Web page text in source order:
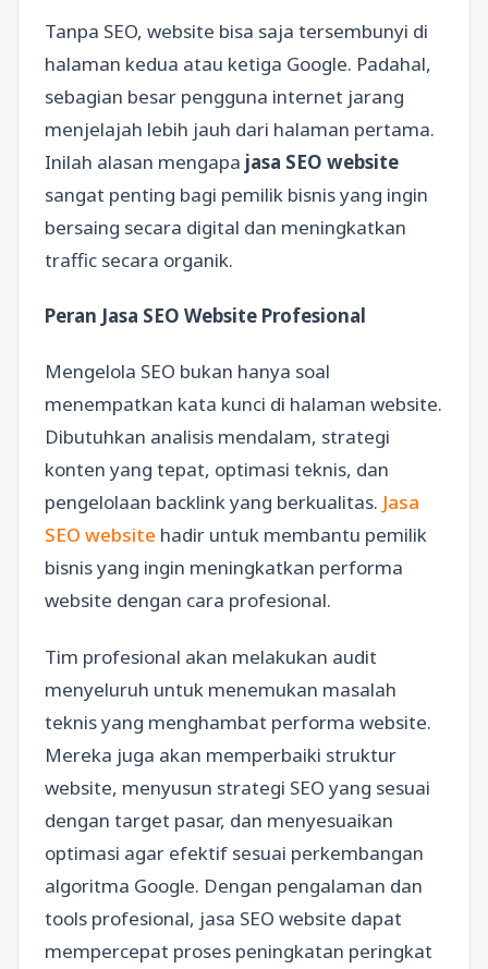
Tanpa SEO, website bisa saja tersembunyi di
halaman kedua atau ketiga Google. Padahal,
sebagian besar pengguna internet jarang
menjelajah lebih jauh dari halaman pertama.
Inilah alasan mengapa jasa SEO website
sangat penting bagi pemilik bisnis yang ingin
bersaing secara digital dan meningkatkan
traffic secara organik.
Peran Jasa SEO Website Profesional
Mengelola SEO bukan hanya soal
menempatkan kata kunci di halaman website.
Dibutuhkan analisis mendalam, strategi
konten yang tepat, optimasi teknis, dan
pengelolaan backlink yang berkualitas. Jasa
SEO website hadir untuk membantu pemilik
bisnis yang ingin meningkatkan performa
website dengan cara profesional.
Tim profesional akan melakukan audit
menyeluruh untuk menemukan masalah
teknis yang menghambat performa website.
Mereka juga akan memperbaiki struktur
website, menyusun strategi SEO yang sesuai
dengan target pasar, dan menyesuaikan
optimasi agar efektif sesuai perkembangan
algoritma Google. Dengan pengalaman dan
tools profesional, jasa SEO website dapat
mempercepat proses peningkatan peringkat